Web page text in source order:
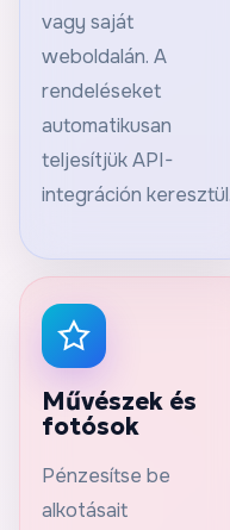
vagy saját
weboldalán. A
rendeléseket
automatikusan
teljesítjük API-
integráción keresztül.
Művészek és
fotósok
Pénzesítse be
alkotásait